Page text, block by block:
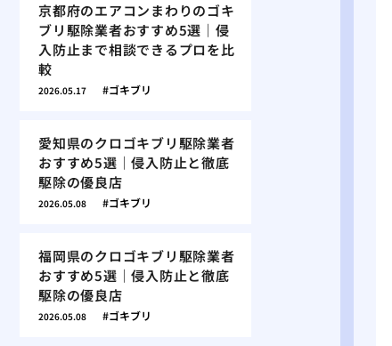
京都府のエアコンまわりのゴキ
ブリ駆除業者おすすめ5選｜侵
入防止まで相談できるプロを比
較
2026.05.17 ゴキブリ
愛知県のクロゴキブリ駆除業者
おすすめ5選｜侵入防止と徹底
駆除の優良店
2026.05.08 ゴキブリ
福岡県のクロゴキブリ駆除業者
おすすめ5選｜侵入防止と徹底
駆除の優良店
2026.05.08 ゴキブリ